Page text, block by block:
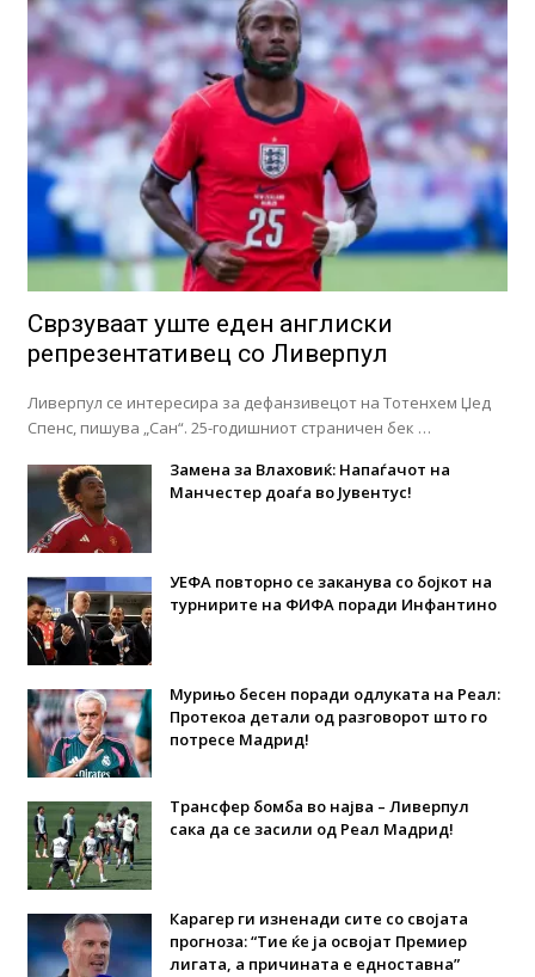
Сврзуваат уште еден англиски
репрезентативец со Ливерпул
Ливерпул се интересира за дефанзивецот на Тотенхем Џед
Спенс, пишува „Сан“. 25-годишниот страничен бек …
Замена за Влаховиќ: Напаѓачот на
Манчестер доаѓа во Јувентус!
УЕФА повторно се заканува со бојкот на
турнирите на ФИФА поради Инфантино
Мурињо бесен поради одлуката на Реал:
Протекоа детали од разговорот што го
потресе Мадрид!
Трансфер бомба во најва – Ливерпул
сака да се засили од Реал Мадрид!
Карагер ги изненади сите со својата
прогноза: “Тие ќе ја освојат Премиер
лигата, а причината е едноставна”